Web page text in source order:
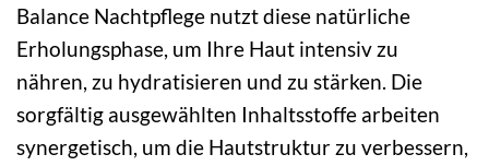
Balance Nachtpflege nutzt diese natürliche
Erholungsphase, um Ihre Haut intensiv zu
nähren, zu hydratisieren und zu stärken. Die
sorgfältig ausgewählten Inhaltsstoffe arbeiten
synergetisch, um die Hautstruktur zu verbessern,